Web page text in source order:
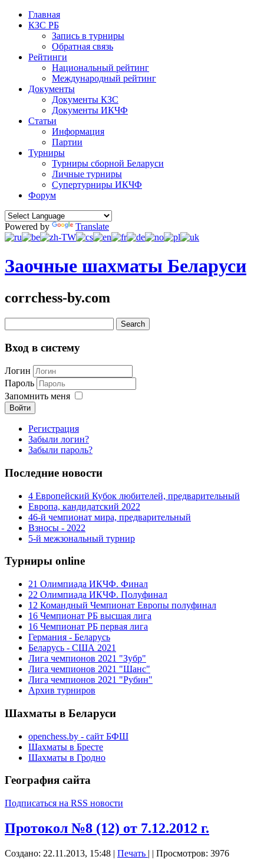
Главная
КЗС РБ
Запись в турниры
Обратная связь
Рейтинги
Национальный рейтинг
Международный рейтинг
Документы
Документы КЗС
Документы ИКЧФ
Статьи
Информация
Партии
Турниры
Турниры сборной Беларуси
Личные турниры
Супертурниры ИКЧФ
Форум
Powered by Translate
Заочные шахматы Беларуси
corrchess-by.com
Вход в систему
Логин
Пароль
Запомнить меня
Войти
Регистрация
Забыли логин?
Забыли пароль?
Последние новости
4 Европейский Кубок любителей, предварительный
Европа, кандидатский 2022
46-й чемпионат мира, предварительный
Взносы - 2022
5-й межзональный турнир
Турниры online
21 Олимпиада ИКЧФ. Финал
22 Олимпиада ИКЧФ. Полуфинал
12 Командный Чемпионат Европы полуфинал
16 Чемпионат РБ высшая лига
16 Чемпионат РБ первая лига
Германия - Беларусь
Беларусь - США 2021
Лига чемпионов 2021 "Зубр"
Лига чемпионов 2021 "Шанс"
Лига чемпионов 2021 "Рубин"
Архив турниров
Шахматы в Беларуси
openchess.by - сайт БФШ
Шахматы в Бресте
Шахматы в Гродно
География сайта
Подписаться на RSS новости
Протокол №8 (12) от 7.12.2012 г.
Создано: 22.11.2013, 15:48 | Печать | | Просмотров: 3976